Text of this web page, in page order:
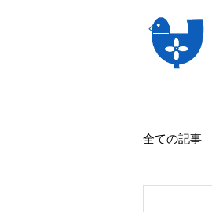
全ての記事